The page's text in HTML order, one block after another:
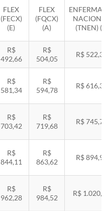
FLEX
(FECX)
(E)
FLEX
(FQCX)
(A)
(TNEN) (E)
R$
492,66
R$
504,05
R$ 522,33
R$
581,34
R$
594,78
R$ 616,35
R$
703,42
R$
719,68
R$ 745,78
R$
844,11
R$
863,62
R$ 894,94
R$
962,28
R$
984,52
R$